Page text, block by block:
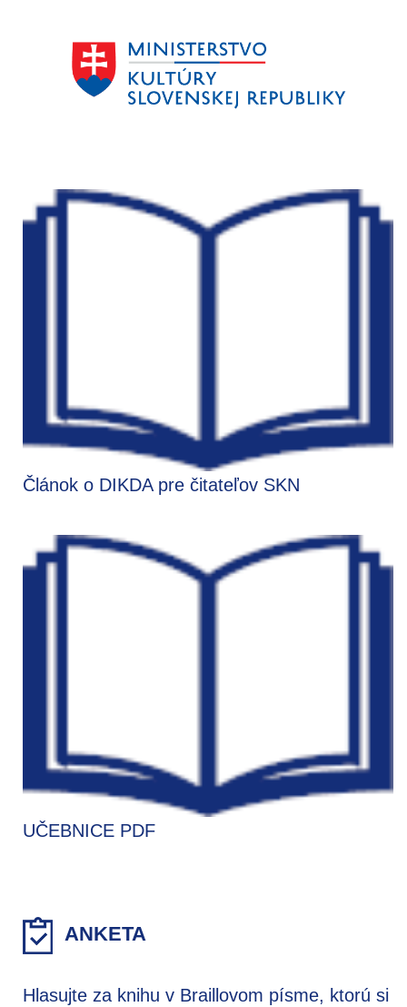
Článok o DIKDA pre čitateľov SKN
UČEBNICE PDF
ANKETA
Hlasujte za knihu v Braillovom písme, ktorú si